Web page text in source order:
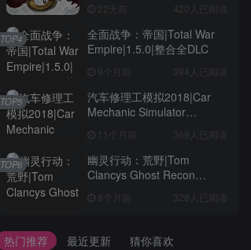
22天前 420人已阅读
全面战争：帝国|Total War
Empire|1.5.0|整合全DLC
9个月前 394人已阅读
TOP4
汽车修理工模拟2018|Car
Mechanic Simulator
11个月前 369人已阅读
TOP5
幽灵行动：荒野|Tom
Clancys Ghost Recon
DLC8个月前 328人已阅读
TOP6
热门推荐 最近更新 猜你喜欢